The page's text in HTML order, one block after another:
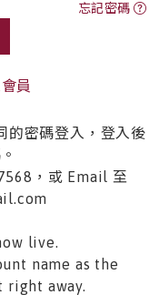
忘記密碼
員
的密碼登入，登入後
，或 Email 至
live.
name as the
right away.